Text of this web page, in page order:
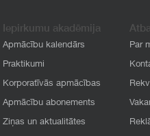
Iepirkumu akadēmija
Apmācību kalendārs
Praktikumi
Korporatīvās apmācības
Apmācību abonements
Ziņas un aktualitātes
Par